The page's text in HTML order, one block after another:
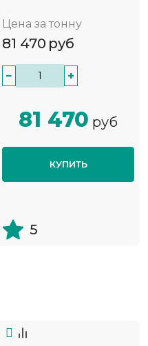
Цена за тонну
81 470 руб
− +
81 470 руб
КУПИТЬ
5